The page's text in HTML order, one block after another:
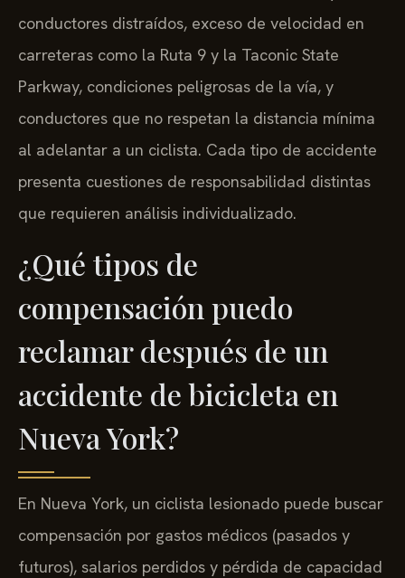
conductores distraídos, exceso de velocidad en
carreteras como la Ruta 9 y la Taconic State
Parkway, condiciones peligrosas de la vía, y
conductores que no respetan la distancia mínima
al adelantar a un ciclista. Cada tipo de accidente
presenta cuestiones de responsabilidad distintas
que requieren análisis individualizado.
¿Qué tipos de
compensación puedo
reclamar después de un
accidente de bicicleta en
Nueva York?
En Nueva York, un ciclista lesionado puede buscar
compensación por gastos médicos (pasados y
futuros), salarios perdidos y pérdida de capacidad